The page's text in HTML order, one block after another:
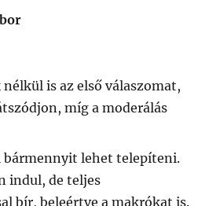
is az első válaszomat,
míg a moderálás
bármennyit lehet telepíteni.
indul, de teljes
bír, beleértve a makrókat is.